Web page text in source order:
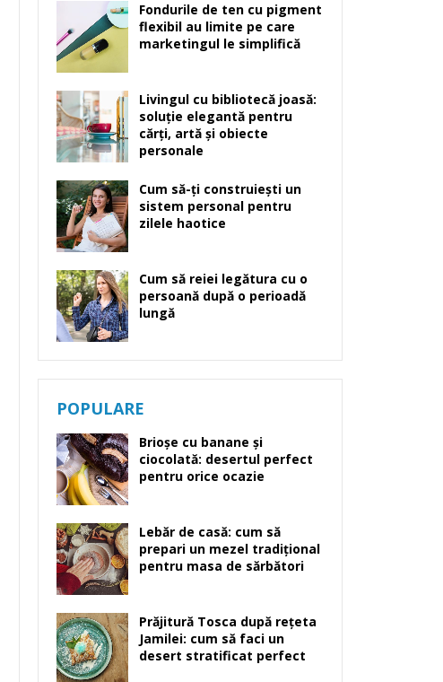
Fondurile de ten cu pigment
flexibil au limite pe care
marketingul le simplifică
Livingul cu bibliotecă joasă:
soluție elegantă pentru
cărți, artă și obiecte
personale
Cum să-ți construiești un
sistem personal pentru
zilele haotice
Cum să reiei legătura cu o
persoană după o perioadă
lungă
POPULARE
Brioșe cu banane și
ciocolată: desertul perfect
pentru orice ocazie
Lebăr de casă: cum să
prepari un mezel tradițional
pentru masa de sărbători
Prăjitură Tosca după rețeta
Jamilei: cum să faci un
desert stratificat perfect